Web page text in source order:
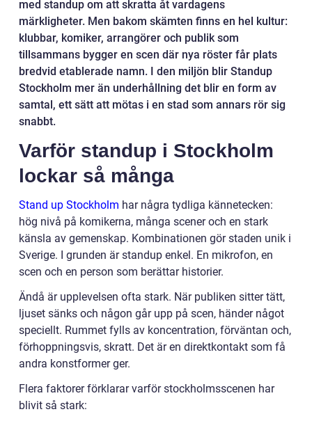
med standup om att skratta åt vardagens
märkligheter. Men bakom skämten finns en hel kultur:
klubbar, komiker, arrangörer och publik som
tillsammans bygger en scen där nya röster får plats
bredvid etablerade namn. I den miljön blir Standup
Stockholm mer än underhållning det blir en form av
samtal, ett sätt att mötas i en stad som annars rör sig
snabbt.
Varför standup i Stockholm
lockar så många
Stand up Stockholm har några tydliga kännetecken:
hög nivå på komikerna, många scener och en stark
känsla av gemenskap. Kombinationen gör staden unik i
Sverige. I grunden är standup enkel. En mikrofon, en
scen och en person som berättar historier.
Ändå är upplevelsen ofta stark. När publiken sitter tätt,
ljuset sänks och någon går upp på scen, händer något
speciellt. Rummet fylls av koncentration, förväntan och,
förhoppningsvis, skratt. Det är en direktkontakt som få
andra konstformer ger.
Flera faktorer förklarar varför stockholmsscenen har
blivit så stark: